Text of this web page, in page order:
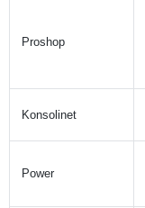
Proshop
Konsolinet
Power